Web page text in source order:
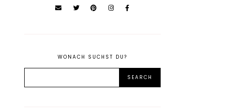
WONACH SUCHST DU?